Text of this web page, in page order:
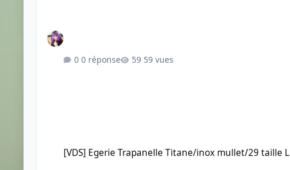
0 réponse 59 vues
[VDS] Egerie Trapanelle Titane/inox mullet/29 taille L